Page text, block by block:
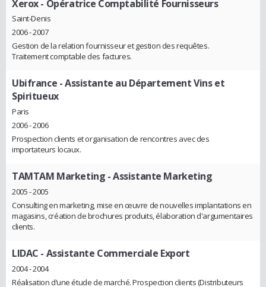
Xerox- Opératrice Comptabilité Fournisseurs
Saint-Denis
2006 - 2007
Gestion de la relation fournisseur et gestion des requêtes.
Traitement comptable des factures.
Ubifrance - Assistante au Département Vins et
Spiritueux
Paris
2006 - 2006
Prospection clients et organisation de rencontres avec des
importateurs locaux.
TAMTAM Marketing - Assistante Marketing
2005 - 2005
Consulting en marketing, mise en œuvre de nouvelles implantations en
magasins, création de brochures produits, élaboration d'argumentaires
clients.
LIDAC - Assistante Commerciale Export
2004 - 2004
Réalisation d’une étude de marché. Prospection clients (Distributeurs